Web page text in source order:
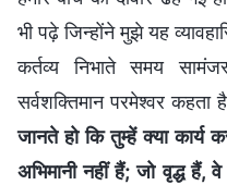
भी पढ़े जिन्होंने मुझे यह
कर्तव्य निभाते समय
सर्वशक्तिमान परमेश्वर कहता
जानते हो कि तुम्हें क्या कार्य
अभिमानी नहीं हैं; जो वृद्ध हैं,